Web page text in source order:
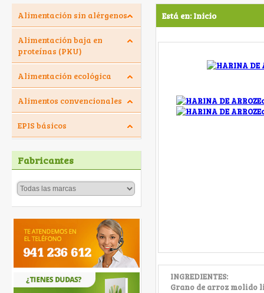
Alimentación sin alérgenos
Alimentación baja en
proteínas (PKU)
Alimentación ecológica
Alimentos convencionales
EPIS básicos
Fabricantes
Está en:Inicio
INGREDIENTES:
Grano de arroz molido